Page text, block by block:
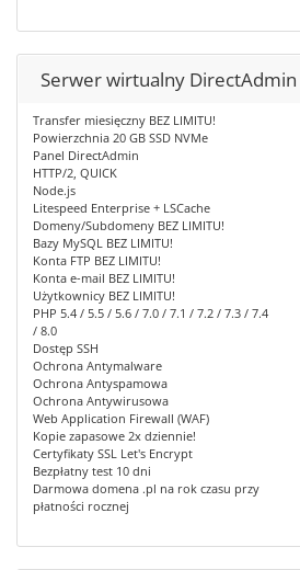
Serwer wirtualny DirectAdmin
Transfer miesięczny BEZ LIMITU!
Powierzchnia 20 GB SSD NVMe
Panel DirectAdmin
HTTP/2, QUICK
Node.js
Litespeed Enterprise + LSCache
Domeny/Subdomeny BEZ LIMITU!
Bazy MySQL BEZ LIMITU!
Konta FTP BEZ LIMITU!
Konta e-mail BEZ LIMITU!
Użytkownicy BEZ LIMITU!
PHP 5.4 / 5.5 / 5.6 / 7.0 / 7.1 / 7.2 / 7.3 / 7.4
/ 8.0
Dostęp SSH
Ochrona Antymalware
Ochrona Antyspamowa
Ochrona Antywirusowa
Web Application Firewall (WAF)
Kopie zapasowe 2x dziennie!
Certyfikaty SSL Let's Encrypt
Bezpłatny test 10 dni
Darmowa domena .pl na rok czasu przy
płatności rocznej